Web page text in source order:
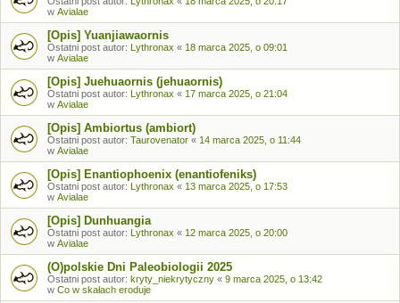
w Avialae
[Opis] Yuanjiawaornis
Ostatni post autor: Lythronax « 18 marca 2025, o 09:01
w Avialae
[Opis] Juehuaornis (jehuaornis)
Ostatni post autor: Lythronax « 17 marca 2025, o 21:04
w Avialae
[Opis] Ambiortus (ambiort)
Ostatni post autor: Taurovenator « 14 marca 2025, o 11:44
w Avialae
[Opis] Enantiophoenix (enantiofeniks)
Ostatni post autor: Lythronax « 13 marca 2025, o 17:53
w Avialae
[Opis] Dunhuangia
Ostatni post autor: Lythronax « 12 marca 2025, o 20:00
w Avialae
(O)polskie Dni Paleobiologii 2025
Ostatni post autor: kryty_niekrytyczny « 9 marca 2025, o 13:42
w Co w skałach eroduje